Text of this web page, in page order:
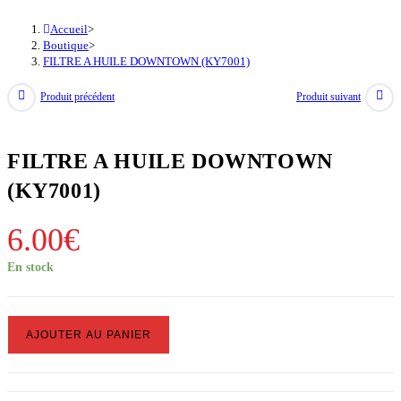
Accueil>
Boutique>
FILTRE A HUILE DOWNTOWN (KY7001)
Produit précédent Produit suivant
FILTRE A HUILE DOWNTOWN
(KY7001)
6.00€
En stock
AJOUTER AU PANIER